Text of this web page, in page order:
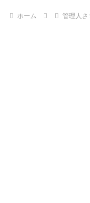
ホーム 管理人さ